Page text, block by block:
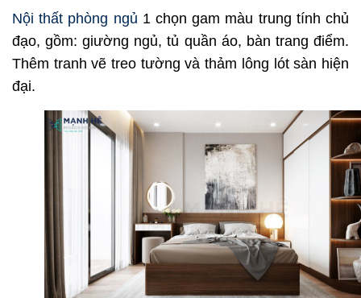
Nội thất phòng ngủ 1 chọn gam màu trung tính chủ
đạo, gồm: giường ngủ, tủ quần áo, bàn trang điểm.
Thêm tranh vẽ treo tường và thảm lông lót sàn hiện
đại.